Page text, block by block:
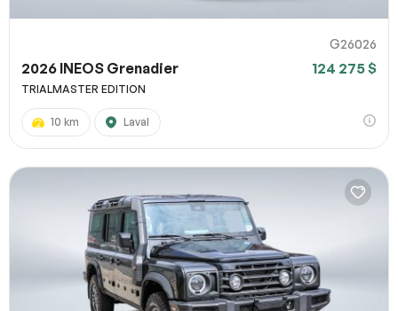
G26026
2026 INEOS Grenadier 124 275 $
TRIALMASTER EDITION
10 km Laval